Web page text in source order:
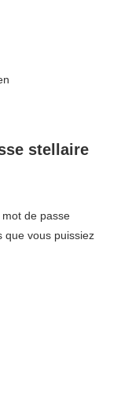
n
stellaire
de passe
que vous puissiez